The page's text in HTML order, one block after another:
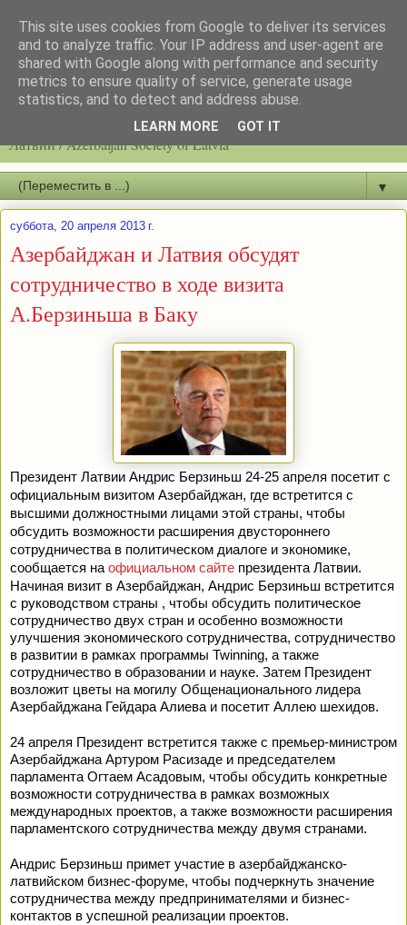
Latvijas azerbaidžāņu biedrību / Общество азербайджанцев
Латвии / Azerbaijan Society of Latvia
▼
суббота, 20 апреля 2013 г.
Азербайджан и Латвия обсудят
сотрудничество в ходе визита
А.Берзиньша в Баку
Президент Латвии Андрис Берзиньш 24-25 апреля посетит с
официальным визитом Азербайджан, где встретится с
высшими должностными лицами этой страны, чтобы
обсудить возможности расширения двустороннего
сотрудничества в политическом диалоге и экономике,
сообщается на официальном сайте президента Латвии.
Начиная визит в Азербайджан, Андрис Берзиньш встретится
с руководством страны , чтобы обсудить политическое
сотрудничество двух стран и особенно возможности
улучшения экономического сотрудничества, сотрудничество
в развитии в рамках программы Twinning, а также
сотрудничество в образовании и науке. Затем Президент
возложит цветы на могилу Общенационального лидера
Азербайджана Гейдара Алиева и посетит Аллею шехидов.
24 апреля Президент встретится также с премьер-министром
Азербайджана Артуром Расизаде и председателем
парламента Огтаем Асадовым, чтобы обсудить конкретные
возможности сотрудничества в рамках возможных
международных проектов, а также возможности расширения
парламентского сотрудничества между двумя странами.
Андрис Берзиньш примет участие в азербайджанско-
латвийском бизнес-форуме, чтобы подчеркнуть значение
сотрудничества между предпринимателями и бизнес-
контактов в успешной реализации проектов.
This site uses cookies from Google to deliver its services
and to analyze traffic. Your IP address and user-agent are
shared with Google along with performance and security
metrics to ensure quality of service, generate usage
statistics, and to detect and address abuse.
LEARN MORE GOT IT